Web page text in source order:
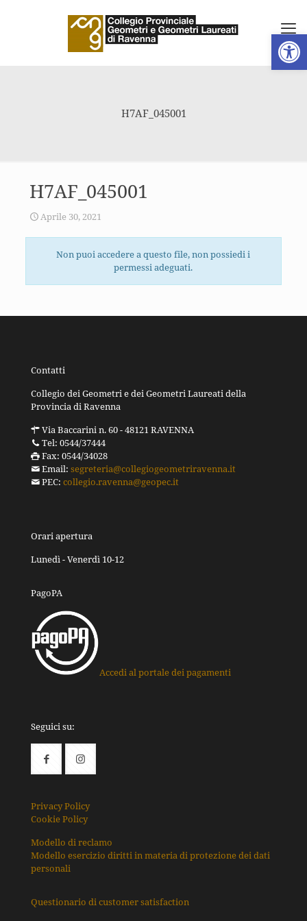
Apri
H7AF_045001
H7AF_045001
Aprile 30, 2021
Non puoi accedere a questo file, non possiedi i
permessi adeguati.
Contatti
Collegio dei Geometri e dei Geometri Laureati della
Provincia di Ravenna
Via Baccarini n. 60 - 48121 RAVENNA
Tel: 0544/37444
Fax: 0544/34028
Email: segreteria@collegiogeometriravenna.it
PEC: collegio.ravenna@geopec.it
Orari apertura
Lunedì - Venerdì 10-12
PagoPA
Accedi al portale dei pagamenti
Seguici su:
Privacy Policy
Cookie Policy
Modello di reclamo
Modello esercizio diritti in materia di protezione dei dati
personali
Questionario di customer satisfaction